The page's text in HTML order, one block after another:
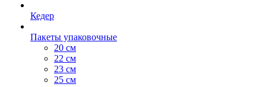
Кедер
Пакеты упаковочные
20 см
22 см
23 см
25 см